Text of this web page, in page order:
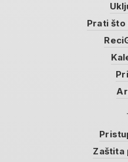
Prati što
Zaštita